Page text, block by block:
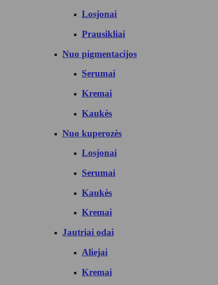
Losjonai
Prausikliai
Nuo pigmentacijos
Serumai
Kremai
Kaukės
Nuo kuperozės
Losjonai
Serumai
Kaukės
Kremai
Jautriai odai
Aliejai
Kremai